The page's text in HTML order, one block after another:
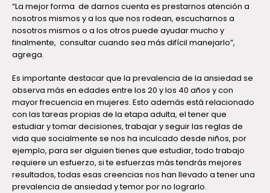
“La mejor forma de darnos cuenta es prestarnos atención a
nosotros mismos y a los que nos rodean, escucharnos a
nosotros mismos o a los otros puede ayudar mucho y
finalmente, consultar cuando sea más difícil manejarlo”,
agrega.
Es importante destacar que la prevalencia de la ansiedad se
observa más en edades entre los 20 y los 40 años y con
mayor frecuencia en mujeres. Esto además está relacionado
con las tareas propias de la etapa adulta, el tener que
estudiar y tomar decisiones, trabajar y seguir las reglas de
vida que socialmente se nos ha inculcado desde niños, por
ejemplo, para ser alguien tienes que estudiar, todo trabajo
requiere un esfuerzo, si te esfuerzas más tendrás mejores
resultados, todas esas creencias nos han llevado a tener una
prevalencia de ansiedad y temor por no lograrlo.